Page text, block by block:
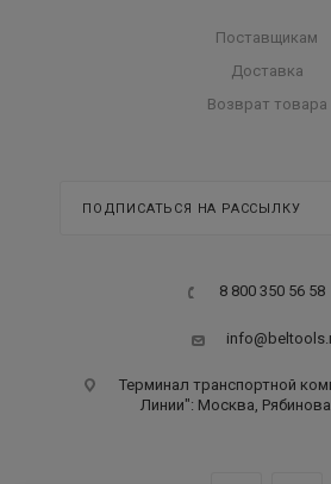
Поставщикам
Доставка
Возврат товара
ПОДПИСАТЬСЯ НА РАССЫЛКУ
8 800 350 56 58
Терминал транспортной
Линии": Москва,